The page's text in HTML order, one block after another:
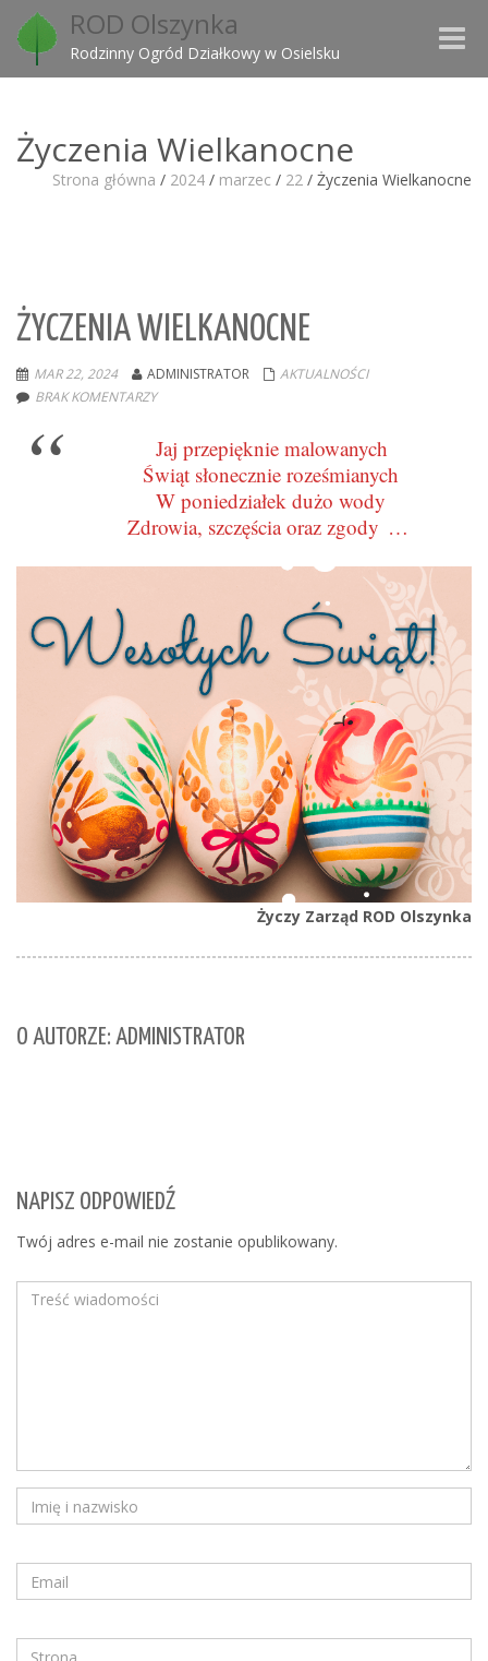
ROD Olszynka
Rodzinny Ogród Działkowy w Osielsku
Toggle
Życzenia Wielkanocne
Strona główna / 2024 / marzec / 22 / Życzenia Wielkanocne
ŻYCZENIA WIELKANOCNE
MAR 22, 2024 ADMINISTRATOR
AKTUALNOŚCI
BRAK KOMENTARZY
Jaj przepięknie malowanych
Świąt słonecznie roześmianych
W poniedziałek dużo wody
Zdrowia, szczęścia oraz zgody …
Życzy Zarząd ROD Olszynka
O AUTORZE: ADMINISTRATOR
NAPISZ ODPOWIEDŹ
Twój adres e-mail nie zostanie opublikowany.